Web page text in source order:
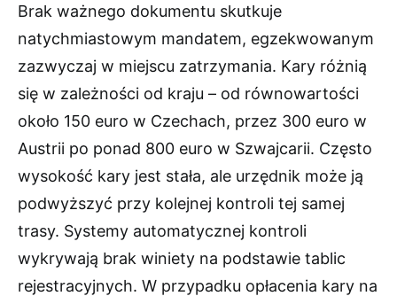
Brak ważnego dokumentu skutkuje
natychmiastowym mandatem, egzekwowanym
zazwyczaj w miejscu zatrzymania. Kary różnią
się w zależności od kraju – od równowartości
około 150 euro w Czechach, przez 300 euro w
Austrii po ponad 800 euro w Szwajcarii. Często
wysokość kary jest stała, ale urzędnik może ją
podwyższyć przy kolejnej kontroli tej samej
trasy. Systemy automatycznej kontroli
wykrywają brak winiety na podstawie tablic
rejestracyjnych. W przypadku opłacenia kary na